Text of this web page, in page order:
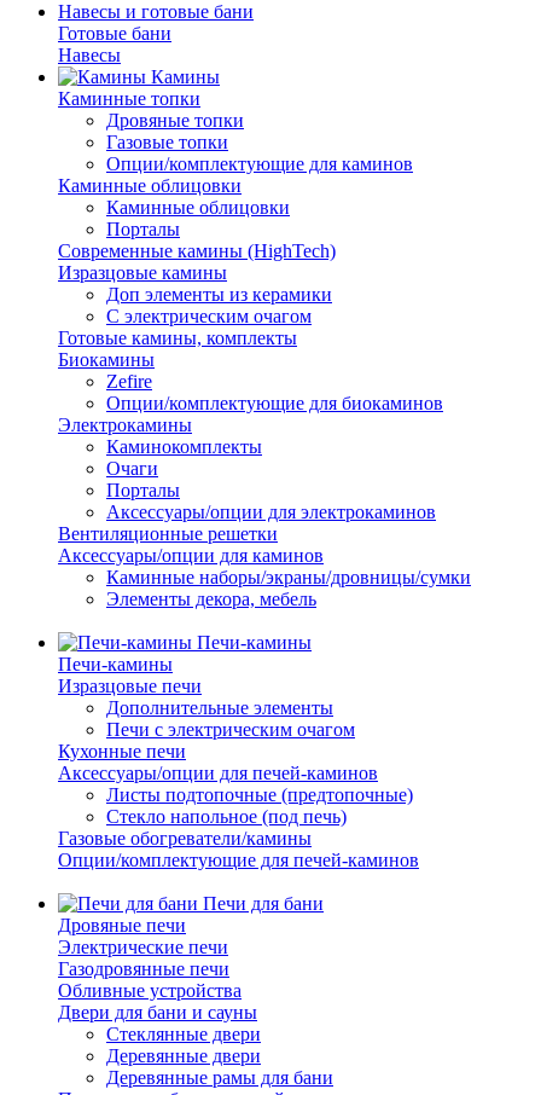
Навесы и готовые бани
Готовые бани
Навесы
Камины
Каминные топки
Дровяные топки
Газовые топки
Опции/комплектующие для каминов
Каминные облицовки
Каминные облицовки
Порталы
Современные камины (HighTech)
Изразцовые камины
Доп элементы из керамики
С электрическим очагом
Готовые камины, комплекты
Биокамины
Zefire
Опции/комплектующие для биокаминов
Электрокамины
Каминокомплекты
Очаги
Порталы
Аксессуары/опции для электрокаминов
Вентиляционные решетки
Аксессуары/опции для каминов
Каминные наборы/экраны/дровницы/сумки
Элементы декора, мебель
Печи-камины
Печи-камины
Изразцовые печи
Дополнительные элементы
Печи с электрическим очагом
Кухонные печи
Аксессуары/опции для печей-каминов
Листы подтопочные (предтопочные)
Стекло напольное (под печь)
Газовые обогреватели/камины
Опции/комплектующие для печей-каминов
Печи для бани
Дровяные печи
Электрические печи
Газодровянные печи
Обливные устройства
Двери для бани и сауны
Стеклянные двери
Деревянные двери
Деревянные рамы для бани